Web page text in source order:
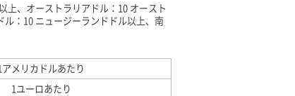
上、オーストラリアドル：10 オースト
：10 ニュージーランドドル以上、南
アメリカドルあたり
1ユーロあたり